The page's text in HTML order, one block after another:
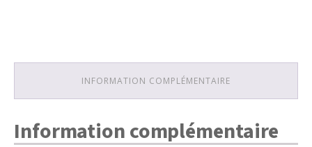
INFORMATION COMPLÉMENTAIRE
Information complémentaire